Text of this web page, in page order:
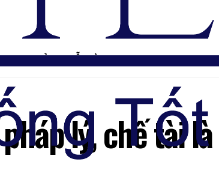
TRANG CHỦ DIỄN ĐÀN
lý, chế tài